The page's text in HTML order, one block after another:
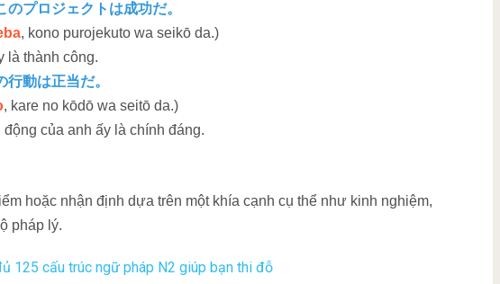
のプロジェクトは成功だ。
, kono purojekuto wa seikō da.)
là thành công.
行動は正当だ。
, kare no kōdō wa seitō da.)
của anh ấy là chính đáng.
hoặc nhận định dựa trên một khía cạnh cụ thể như kinh nghiệm,
pháp lý.
125 cấu trúc ngữ pháp N2 giúp bạn thi đỗ